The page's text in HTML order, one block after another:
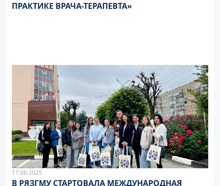
ПРАКТИКЕ ВРАЧА-ТЕРАПЕВТА»
17.06.2025
В РЯЗГМУ СТАРТОВАЛА МЕЖДУНАРОДНАЯ